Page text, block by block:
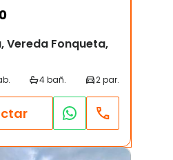
Vereda Fonqueta,